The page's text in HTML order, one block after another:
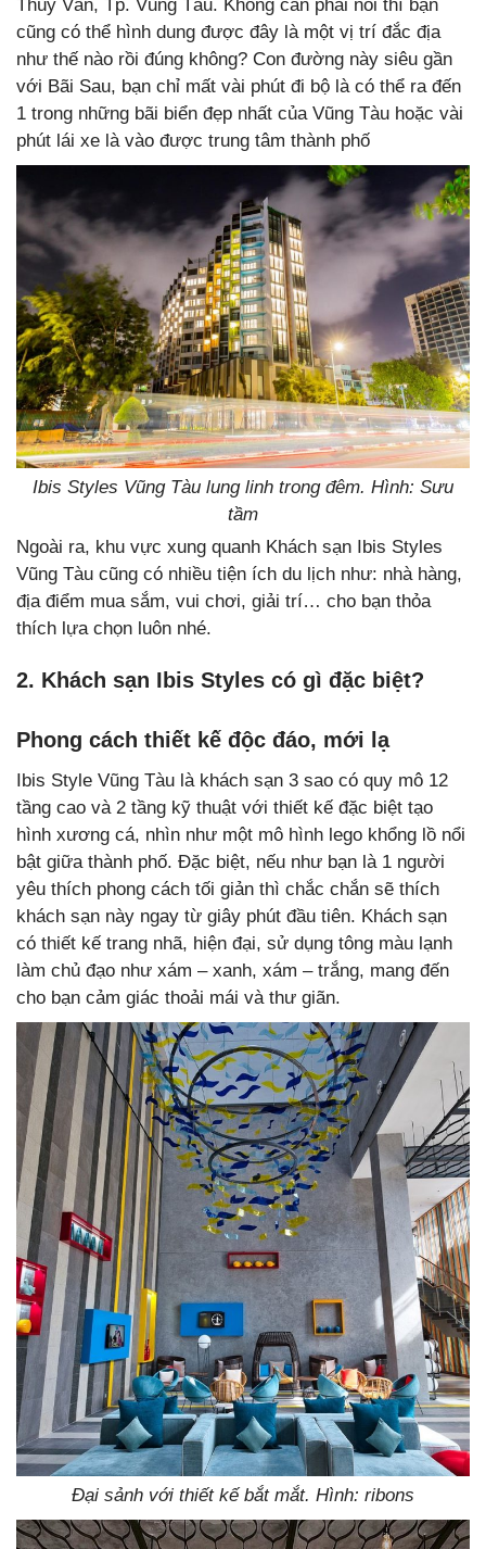
Thùy Vân, Tp. Vũng Tàu. Không cần phải nói thì bạn
cũng có thể hình dung được đây là một vị trí đắc địa
như thế nào rồi đúng không? Con đường này siêu gần
với Bãi Sau, bạn chỉ mất vài phút đi bộ là có thể ra đến
1 trong những bãi biển đẹp nhất của Vũng Tàu hoặc vài
phút lái xe là vào được trung tâm thành phố
Ibis Styles Vũng Tàu lung linh trong đêm. Hình: Sưu
tầm
Ngoài ra, khu vực xung quanh Khách sạn Ibis Styles
Vũng Tàu cũng có nhiều tiện ích du lịch như: nhà hàng,
địa điểm mua sắm, vui chơi, giải trí… cho bạn thỏa
thích lựa chọn luôn nhé.
2. Khách sạn Ibis Styles có gì đặc biệt?
Phong cách thiết kế độc đáo, mới lạ
Ibis Style Vũng Tàu là khách sạn 3 sao có quy mô 12
tầng cao và 2 tầng kỹ thuật với thiết kế đặc biệt tạo
hình xương cá, nhìn như một mô hình lego khổng lồ nổi
bật giữa thành phố. Đặc biệt, nếu như bạn là 1 người
yêu thích phong cách tối giản thì chắc chắn sẽ thích
khách sạn này ngay từ giây phút đầu tiên. Khách sạn
có thiết kế trang nhã, hiện đại, sử dụng tông màu lạnh
làm chủ đạo như xám – xanh, xám – trắng, mang đến
cho bạn cảm giác thoải mái và thư giãn.
Đại sảnh với thiết kế bắt mắt. Hình: ribons